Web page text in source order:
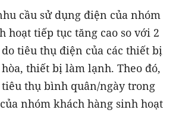
cầu sử dụng điện của nhóm
hoạt tiếp tục tăng cao so với 2
tiêu thụ điện của các thiết bị
thiết bị làm lạnh. Theo đó,
thụ bình quân/ngày trong
nhóm khách hàng sinh hoạt